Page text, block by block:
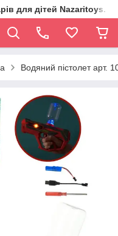
для дітей
Водяний пістолет арт.